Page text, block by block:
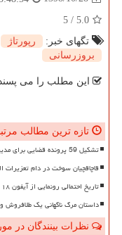
5.0
/
5
تگهای خبر:
رپورتاژ
بروزرسانی
این مطلب را می
تازه ترین مطالب
تشکیل 59 پرونده قضایی برای مدیران شرکت های تراستی
قاچاقچیان سوخت در دام تعزیرات
تاریخ احتمالی رونمایی از آیفون ۱۸ پرو و اولترا برملا شد
داستان مرگ ناگهانی یک طلافروش و
نظرات بینندگان در